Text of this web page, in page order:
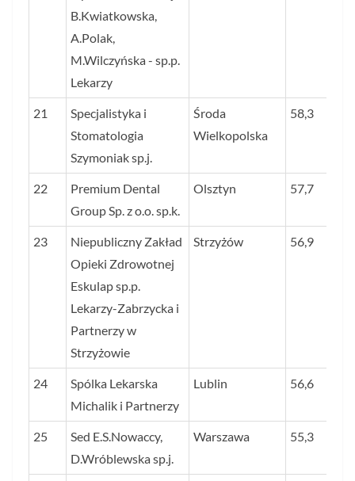
B.Kwiatkowska,
A.Polak,
M.Wilczyńska - sp.p.
Lekarzy
21
Specjalistyka i
Stomatologia
Szymoniak sp.j.
Środa
Wielkopolska
58,3
22
Premium Dental
Group Sp. z o.o. sp.k.
Olsztyn 57,7
23
Niepubliczny Zakład
Opieki Zdrowotnej
Eskulap sp.p.
Lekarzy-Zabrzycka i
Partnerzy w
Strzyżowie
Strzyżów 56,9
24
Spólka Lekarska
Michalik i Partnerzy
Lublin 56,6
25
Sed E.S.Nowaccy,
D.Wróblewska sp.j.
Warszawa 55,3